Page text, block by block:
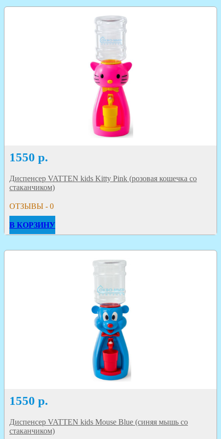
1550 р.
Диспенсер VATTEN kids Kitty Pink (розовая кошечка со
стаканчиком)
ОТЗЫВЫ - 0
В КОРЗИНУ
1550 р.
Диспенсер VATTEN kids Mouse Blue (синяя мышь со
стаканчиком)